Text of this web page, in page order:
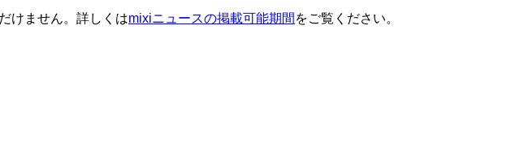
けません。詳しくはmixiニュースの掲載可能期間 をご覧ください。